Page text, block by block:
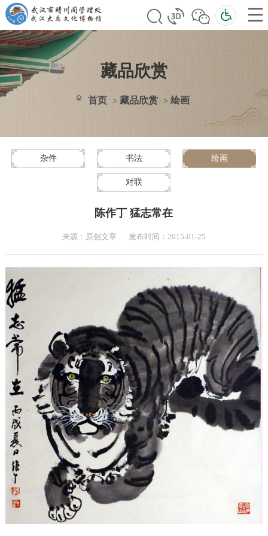
藏品欣赏
首页 > 藏品欣赏 > 绘画
杂件 书法 绘画
对联
陈作丁 猛志常在
来源：原创文章 发布时间：2015-01-25